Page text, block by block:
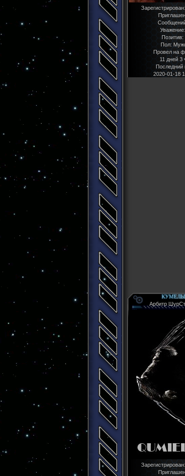
Зарегистрирован
Уважение:
Позитив:
Пол:
Провел на
11 дней 3
Последний
2020-01-18
Арбитр
Зарегистрирован